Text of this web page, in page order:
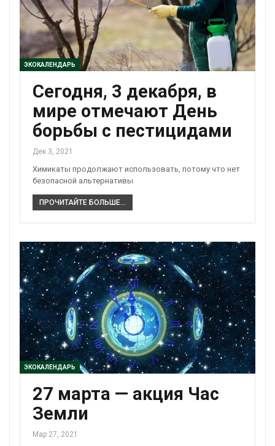
ЭКОКАЛЕНДАРЬ
Сегодня, 3 декабря, в
мире отмечают День
борьбы с пестицидами
Дек 3, 2021
Химикаты продолжают использовать, потому что нет
безопасной альтернативы
ПРОЧИТАЙТЕ БОЛЬШЕ...
ЭКОКАЛЕНДАРЬ
27 марта — акция Час
Земли
Мар 27, 2021